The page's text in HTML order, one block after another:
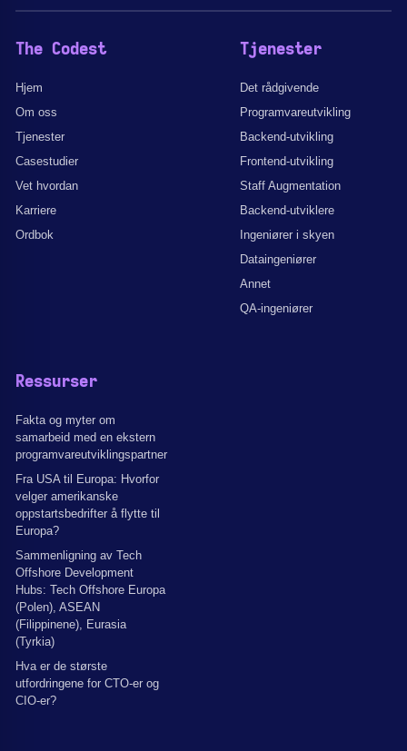
The Codest
Hjem
Om oss
Tjenester
Casestudier
Vet hvordan
Karriere
Ordbok
Tjenester
Det rådgivende
Programvareutvikling
Backend-utvikling
Frontend-utvikling
Staff Augmentation
Backend-utviklere
Ingeniører i skyen
Dataingeniører
Annet
QA-ingeniører
Ressurser
Fakta og myter om
samarbeid med en ekstern
programvareutviklingspartner
Fra USA til Europa: Hvorfor
velger amerikanske
oppstartsbedrifter å flytte til
Europa?
Sammenligning av Tech
Offshore Development
Hubs: Tech Offshore Europa
(Polen), ASEAN
(Filippinene), Eurasia
(Tyrkia)
Hva er de største
utfordringene for CTO-er og
CIO-er?